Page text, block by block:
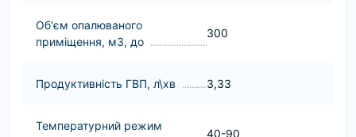
Об'єм опалюваного
приміщення, м3, до
300
Продуктивність ГВП, л\хв 3,33
Температурний режим
40-90